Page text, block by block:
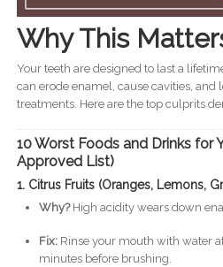
Why This
Your teeth are designed to last a
can erode enamel, cause cavities, and
treatments. Here are the top culprits
10 Worst Foods and Drinks for
Approved List)
1. Citrus Fruits (Oranges, Lemons,
Why?High acidity wears down
Fix:Rinse your mouth with water
minutes before brushing.